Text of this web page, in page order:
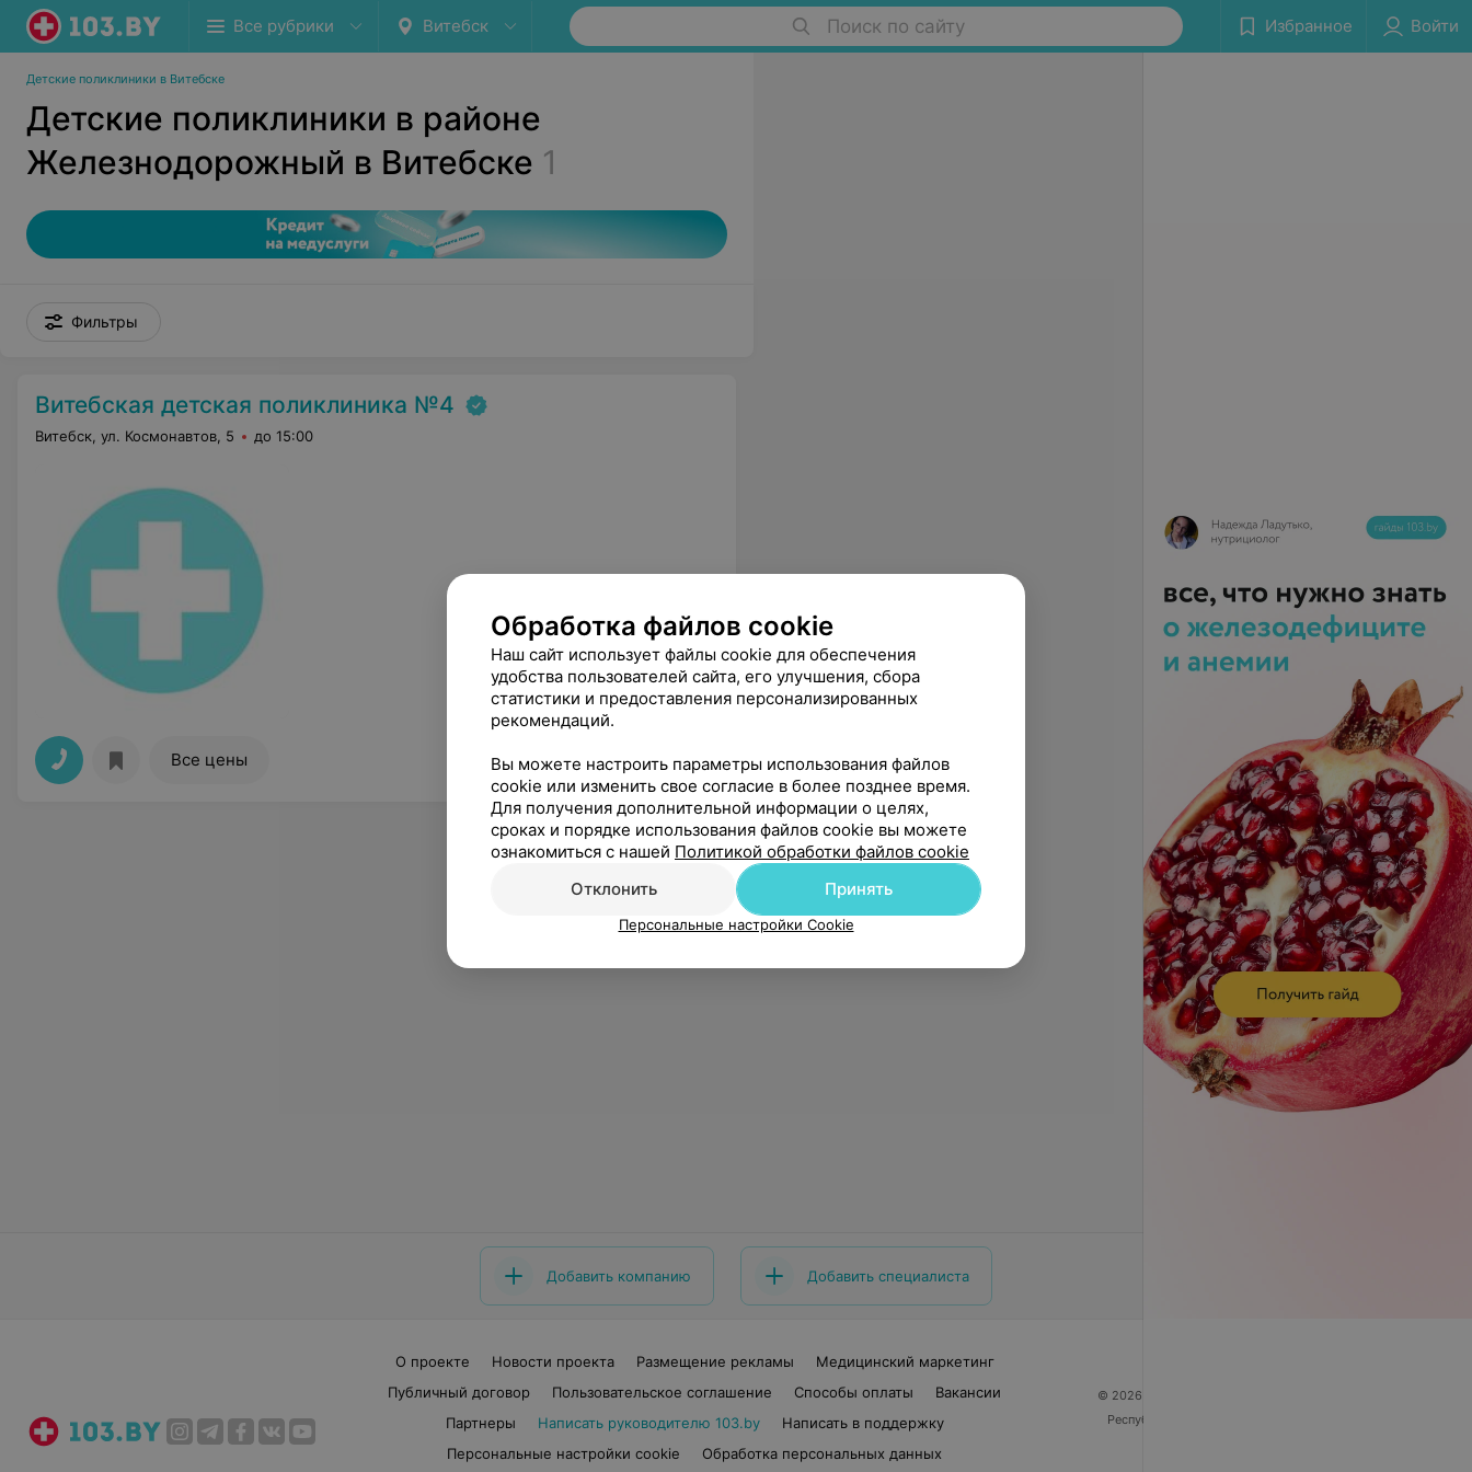
Все рубрики Витебск Поиск по сайту Избранное Войти
Детские поликлиники в Витебске
Детские поликлиники в районе
Железнодорожный в Витебске 1
Фильтры
Витебская детская поликлиника №4
Витебск, ул. Космонавтов, 5 до 15:00
Все цены
Добавить компанию Добавить специалиста
О проекте Новости проекта Размещение рекламы
Медицинский маркетинг
Публичный договор
Пользовательское соглашение Способы оплаты
Вакансии
Партнеры
Написать руководителю 103.by
Написать в поддержку
Персональные настройки cookie
Обработка персональных данных
© 2026 ООО «Артокс Лаб», УНП 191700409
Республика Беларусь, г. Минск, улица Толбухина, 2,
Обработка файлов cookie
Наш сайт использует файлы cookie для обеспечения
удобства пользователей сайта, его улучшения, сбора
статистики и предоставления персонализированных
рекомендаций.
Вы можете настроить параметры использования файлов
cookie или изменить свое согласие в более позднее время.
Для получения дополнительной информации о целях,
сроках и порядке использования файлов cookie вы можете
ознакомиться с нашей Политикой обработки файлов cookie
Отклонить
Принять
Персональные настройки Cookie